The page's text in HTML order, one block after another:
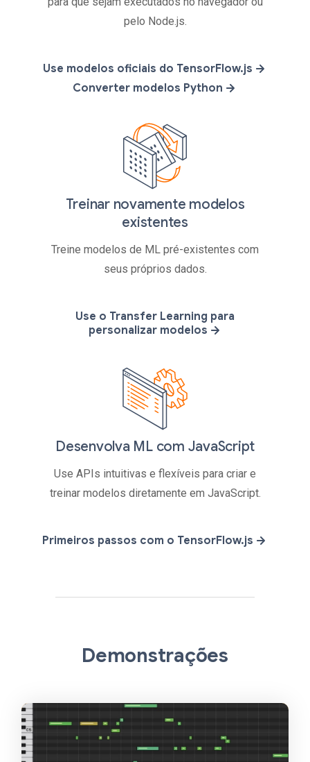
pelo Node.js.
Use modelos oficiais do TensorFlow.js
Converter modelos Python
Treinar novamente modelos
existentes
Treine modelos de ML pré-existentes com
seus próprios dados.
Use o Transfer Learning para
personalizar modelos
Desenvolva ML com JavaScript
Use APIs intuitivas e flexíveis para criar e
treinar modelos diretamente em JavaScript.
Primeiros passos com o TensorFlow.js
Demonstrações